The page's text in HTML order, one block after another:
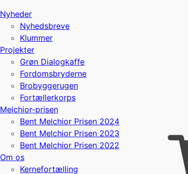
Nyheder
Nyhedsbreve
Klummer
Projekter
Grøn Dialogkaffe
Fordomsbryderne
Brobyggerugen
Fortællerkorps
Melchior-prisen
Bent Melchior Prisen 2024
Bent Melchior Prisen 2023
Bent Melchior Prisen 2022
Om os
Kernefortælling